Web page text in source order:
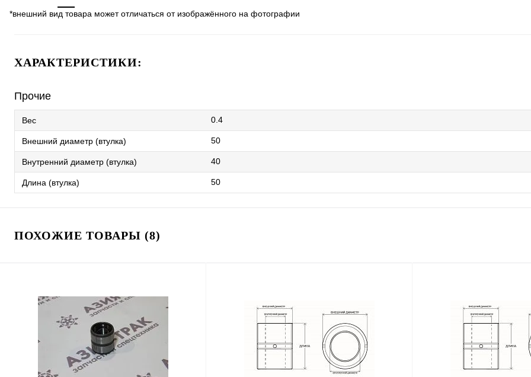
*внешний вид товара может отличаться от изображённого на фотографии
ХАРАКТЕРИСТИКИ:
Прочие
Вес 0.4
Внешний диаметр (втулка) 50
Внутренний диаметр (втулка) 40
Длина (втулка) 50
ПОХОЖИЕ ТОВАРЫ (8)